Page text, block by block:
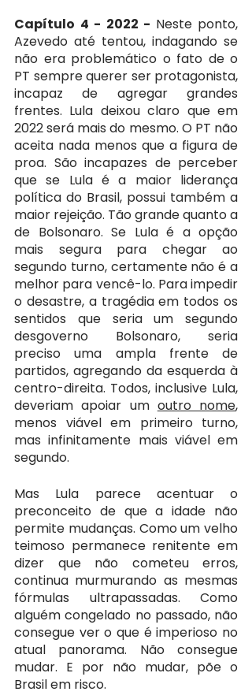
Capítulo 4 - 2022 - Neste ponto,
Azevedo até tentou, indagando se
não era problemático o fato de o
PT sempre querer ser protagonista,
incapaz de agregar grandes
frentes. Lula deixou claro que em
2022 será mais do mesmo. O PT não
aceita nada menos que a figura de
proa. São incapazes de perceber
que se Lula é a maior liderança
política do Brasil, possui também a
maior rejeição. Tão grande quanto a
de Bolsonaro. Se Lula é a opção
mais segura para chegar ao
segundo turno, certamente não é a
melhor para vencê-lo. Para impedir
o desastre, a tragédia em todos os
sentidos que seria um segundo
desgoverno Bolsonaro, seria
preciso uma ampla frente de
partidos, agregando da esquerda à
centro-direita. Todos, inclusive Lula,
deveriam apoiar um outro nome,
menos viável em primeiro turno,
mas infinitamente mais viável em
segundo.
Mas Lula parece acentuar o
preconceito de que a idade não
permite mudanças. Como um velho
teimoso permanece renitente em
dizer que não cometeu erros,
continua murmurando as mesmas
fórmulas ultrapassadas. Como
alguém congelado no passado, não
consegue ver o que é imperioso no
atual panorama. Não consegue
mudar. E por não mudar, põe o
Brasil em risco.